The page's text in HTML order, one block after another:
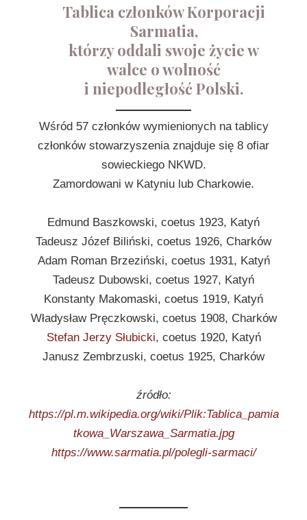
Tablica członków Korporacji
Sarmatia,
którzy oddali swoje życie w
walce o wolność
i niepodległość Polski.
Wśród 57 członków wymienionych na tablicy
członków stowarzyszenia znajduje się 8 ofiar
sowieckiego NKWD.
Zamordowani w Katyniu lub Charkowie.
Edmund Baszkowski, coetus 1923, Katyń
Tadeusz Józef Biliński, coetus 1926, Charków
Adam Roman Brzeziński, coetus 1931, Katyń
Tadeusz Dubowski, coetus 1927, Katyń
Konstanty Makomaski, coetus 1919, Katyń
Władysław Pręczkowski, coetus 1908, Charków
Stefan Jerzy Słubicki, coetus 1920, Katyń
Janusz Zembrzuski, coetus 1925, Charków
źródło:
https://pl.m.wikipedia.org/wiki/Plik:Tablica_pamia
tkowa_Warszawa_Sarmatia.jpg
https://www.sarmatia.pl/polegli-sarmaci/